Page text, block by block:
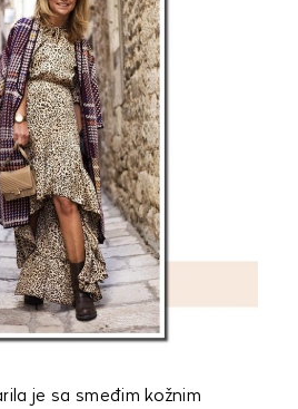
je sa smeđim kožnim